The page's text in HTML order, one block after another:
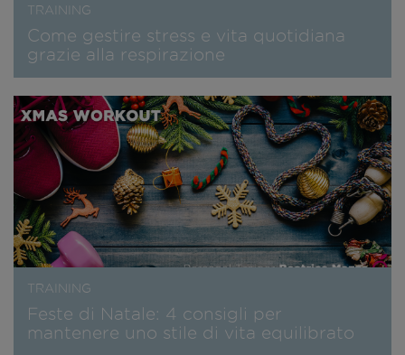
TRAINING
Come gestire stress e vita quotidiana
grazie alla respirazione
TRAINING
Feste di Natale: 4 consigli per
mantenere uno stile di vita equilibrato